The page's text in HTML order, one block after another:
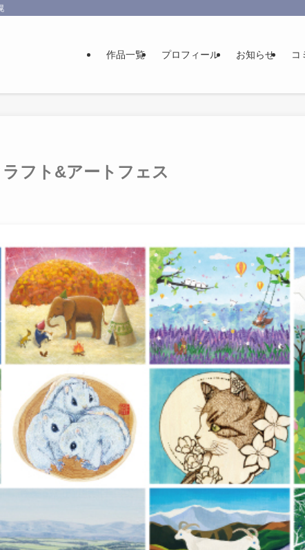
作品一覧 プロフィール お知らせ コ
ラフト&アートフェス